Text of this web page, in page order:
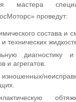
мастера
проведут:
состава и
технических
диагностику
и агрегатов.